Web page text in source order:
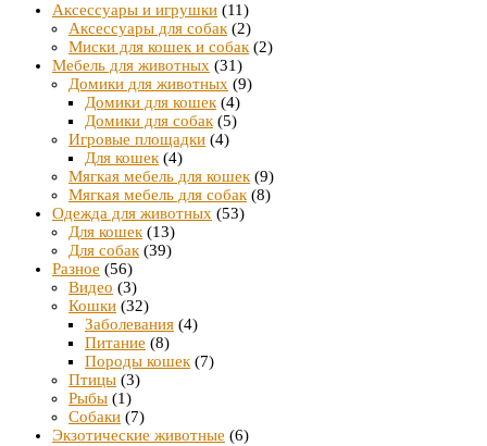
Аксессуары и игрушки (11)
Аксессуары для собак (2)
Миски для кошек и собак (2)
Мебель для животных (31)
Домики для животных (9)
Домики для кошек (4)
Домики для собак (5)
Игровые площадки (4)
Для кошек (4)
Мягкая мебель для кошек (9)
Мягкая мебель для собак (8)
Одежда для животных (53)
Для кошек (13)
Для собак (39)
Разное (56)
Видео (3)
Кошки (32)
Заболевания (4)
Питание (8)
Породы кошек (7)
Птицы (3)
Рыбы (1)
Собаки (7)
Экзотические животные (6)